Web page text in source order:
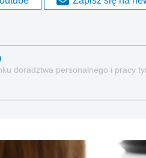
doradztwa personalnego i pracy